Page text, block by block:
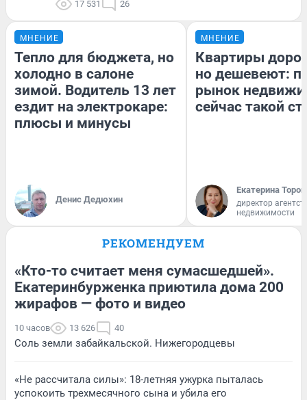
17 531 26
МНЕНИЕ
Тепло для бюджета, но
холодно в салоне
зимой. Водитель 13 лет
ездит на электрокаре:
плюсы и минусы
Денис Дедюхин
МНЕНИЕ
Квартиры
но дешевеют:
рынок
сейчас такой
Екатерина
директор
недвижимости
РЕКОМЕНДУЕМ
«Кто-то считает меня сумасшедшей».
Екатеринбурженка приютила дома 200
жирафов — фото и видео
10 часов 13 626 40
Соль земли забайкальской. Нижегородцевы
«Не рассчитала силы»: 18-летняя ужурка пыталась
успокоить трехмесячного сына и убила его